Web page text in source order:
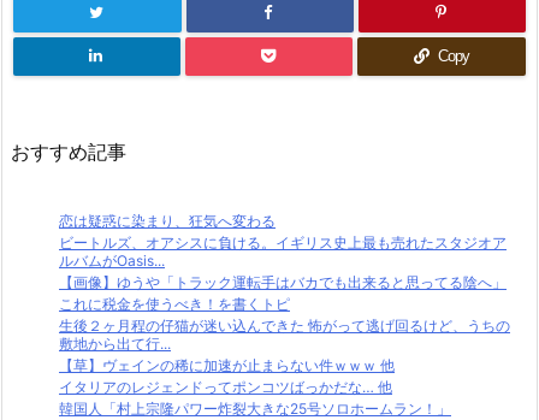
Copy
おすすめ記事
恋は疑惑に染まり、狂気へ変わる
ビートルズ、オアシスに負ける。イギリス史上最も売れたスタジオア
ルバムがOasis...
【画像】ゆうや「トラック運転手はバカでも出来ると思ってる陰へ」
これに税金を使うべき！を書くトピ
生後２ヶ月程の仔猫が迷い込んできた 怖がって逃げ回るけど、うちの
敷地から出て行...
【草】ヴェインの稀に加速が止まらない件ｗｗｗ 他
イタリアのレジェンドってポンコツばっかだな… 他
韓国人「村上宗隆パワー炸裂大きな25号ソロホームラン！」